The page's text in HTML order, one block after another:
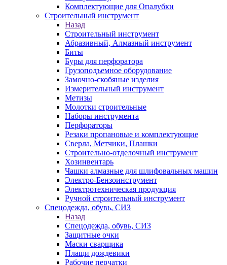
Комплектующие для Опалубки
Строительный инструмент
Назад
Строительный инструмент
Абразивный, Алмазный инструмент
Биты
Буры для перфоратора
Грузоподъемное оборудование
Замочно-скобяные изделия
Измерительный инструмент
Метизы
Молотки строительные
Наборы инструмента
Перфораторы
Резаки пропановые и комплектующие
Сверла, Метчики, Плашки
Строительно-отделочный инструмент
Хозинвентарь
Чашки алмазные для шлифовальных машин
Электро-Бензоинструмент
Электротехническая продукция
Ручной строительный инструмент
Спецодежда, обувь, СИЗ
Назад
Спецодежда, обувь, СИЗ
Защитные очки
Маски сварщика
Плащи дождевики
Рабочие перчатки